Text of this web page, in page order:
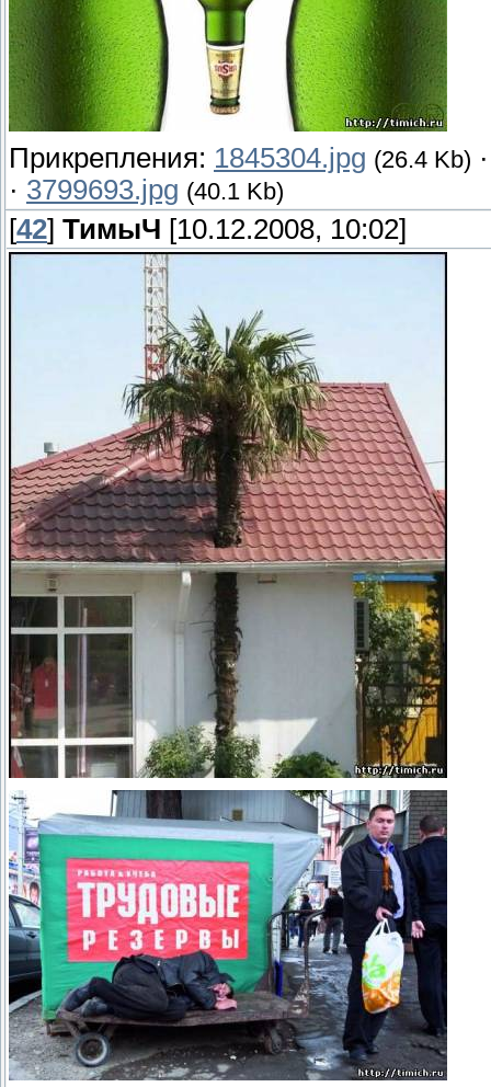
Прикрепления: 1845304.jpg (26.4 Kb)
· 3799693.jpg (40.1 Kb)
[42] ТимыЧ [10.12.2008, 10:02]